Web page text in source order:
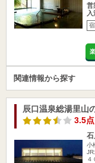
営
入
関連情報から探す
辰口温泉総湯里山
3.5点
石
小
JR
４